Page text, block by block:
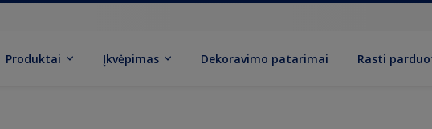
Produktai Įkvėpimas Dekoravimo patarimai Rasti